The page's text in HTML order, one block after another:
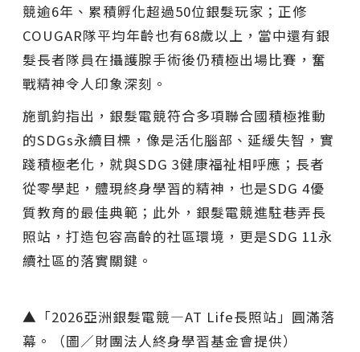
競逾6年、累積孵化超過50位銀髮玩家；正修
COUGAR隊平均年齡也有68歲以上，當中還有銀
髮長者隊員在攝護腺手術後仍積極出場比賽，奮
戰精神令人印象深刻。
施凱鈞指出，銀髮電競符合多項聯合國積極推動
的SDGs永續目標，像是活化腦部、延緩失智，實
踐積極老化，就與SDG 3健康福祉相呼應；長者
從零學起，體現終身學習的精神，也是SDG 4優
質教育的最佳典範；此外，銀髮電競進駐巷弄長
照站，打造包容高齡的社區環境，更是SDG 11永
續社區的落實關鍵。
▲「2026亞洲銀髮電競—AT Life長照站」圓滿落
幕。（圖／財團法人終身學習基金會提供）